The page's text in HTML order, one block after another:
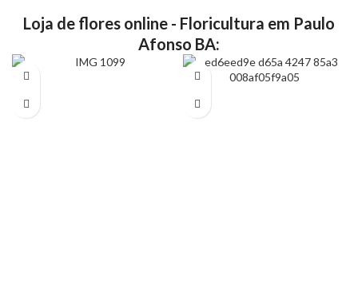
Loja de flores online - Floricultura em Paulo
Afonso BA: